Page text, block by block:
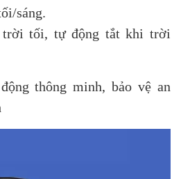
sáng.
trời tối, tự động tắt khi trời
thông minh, bảo vệ an